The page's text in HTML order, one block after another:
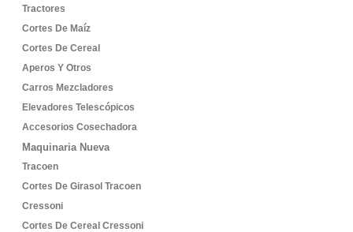
Tractores
Cortes De Maíz
Cortes De Cereal
Aperos Y Otros
Carros Mezcladores
Elevadores Telescópicos
Accesorios Cosechadora
Maquinaria Nueva
Tracoen
Cortes De Girasol Tracoen
Cressoni
Cortes De Cereal Cressoni